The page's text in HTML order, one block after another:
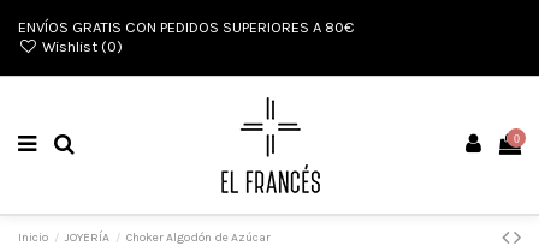
ENVÍOS GRATIS CON PEDIDOS SUPERIORES A 80€
Wishlist (0)
0
Inicio JOYERÍA Choker Algodón de Azúcar